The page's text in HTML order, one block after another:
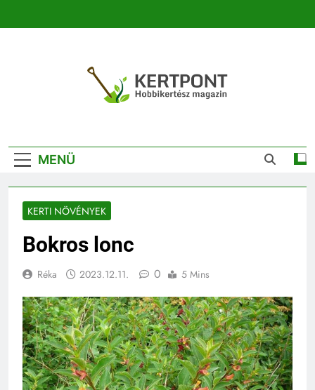
Kertészeti
Magazin |
Növénykereső És
Növényhatározó
MENÜ
KERTI NÖVÉNYEK
Bokros lonc
Réka 2023.12.11. 0 5 Mins